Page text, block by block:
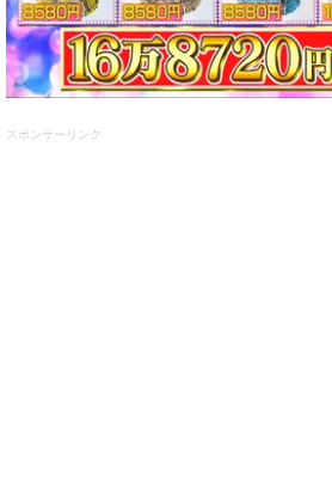
スポンサーリンク